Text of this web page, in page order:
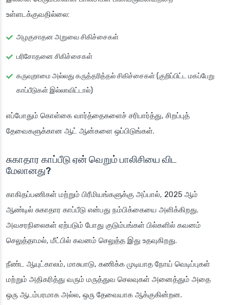
உள்ளடக்குவதில்லை:
அழகுசாதன அறுவை சிகிச்சைகள்
பரிசோதனை சிகிச்சைகள்
கருவுறாமை அல்லது கருத்தரித்தல் சிகிச்சைகள் (குறிப்பிட்ட மகப்பேறு
காப்பீடுகள் இல்லாவிட்டால்)
எப்போதும் கொள்கை வார்த்தைகளைச் சரிபார்த்து, சிறப்புத்
தேவைகளுக்கான ஆட் ஆன்களை ஒப்பிடுங்கள்.
சுகாதார காப்பீடு ஏன் வெறும் பாலிசியை விட
மேலானது?
காகிதப்பணிகள் மற்றும் பிரீமியங்களுக்கு அப்பால், 2025 ஆம்
ஆண்டில் சுகாதார காப்பீடு என்பது நம்பிக்கையை அளிக்கிறது.
அவசரநிலைகள் ஏற்படும் போது குடும்பங்கள் பில்களில் கவனம்
செலுத்தாமல், மீட்பில் கவனம் செலுத்த இது உதவுகிறது.
நீண்ட ஆயுட்காலம், மாசுபாடு, கணிக்க முடியாத நோய் வெடிப்புகள்
மற்றும் அதிகரித்து வரும் மருத்துவ செலவுகள் அனைத்தும் அதை
ஒரு ஆடம்பரமாக அல்ல, ஒரு தேவையாக ஆக்குகின்றன.